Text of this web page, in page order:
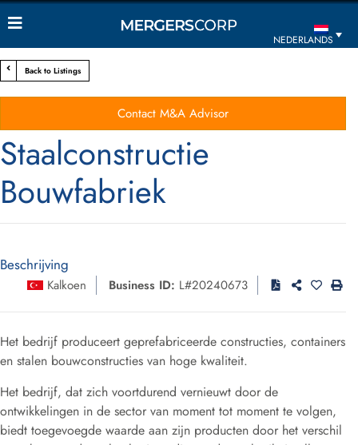
NEDERLANDS
Back to Listings
Contact M&A Advisor
Staalconstructie
Bouwfabriek
Beschrijving
Kalkoen Business ID: L#20240673
Het bedrijf produceert geprefabriceerde constructies, containers
en stalen bouwconstructies van hoge kwaliteit.
Het bedrijf, dat zich voortdurend vernieuwt door de
ontwikkelingen in de sector van moment tot moment te volgen,
biedt toegevoegde waarde aan zijn producten door het verschil